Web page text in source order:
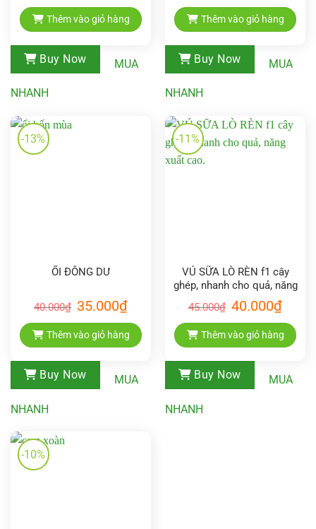
là:
60.000₫.
tại
55.000₫.
Thêm vào giỏ hàng
Buy Now MUA
NHANH
là:
40.000₫.
tại
Thêm vào giỏ hàng
Buy Now MUA
NHANH
-13%
ỔI ĐÔNG DƯ
40.000₫ Giá
gốc
là:
40.000₫.
35.000₫Giá
hiện
tại
là:
35.000₫.
Thêm vào giỏ hàng
Buy Now MUA
NHANH
-11%
VÚ SỮA LÒ RÈN f1 cây
ghép, nhanh cho quả, năng
xuất cao.
45.000₫
Giá
gốc
là:
45.000₫.
40.000₫Giá
hiện
tại
là:
Thêm vào giỏ hàng
Buy Now MUA
NHANH
-10%